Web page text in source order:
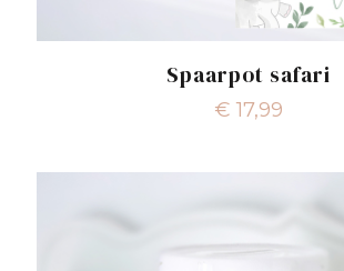
Spaarpot safari
€ 17,99